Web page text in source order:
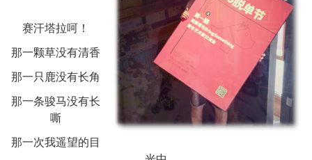
赛汗塔拉呵！
那一颗草没有清香
那一只鹿没有长角
那一条骏马没有长
嘶
那一次我遥望的目